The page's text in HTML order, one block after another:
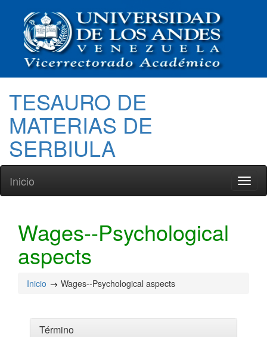
TESAURO DE
MATERIAS DE
SERBIULA
Inicio
Wages--Psychological
aspects
Inicio Wages--Psychological aspects
Término